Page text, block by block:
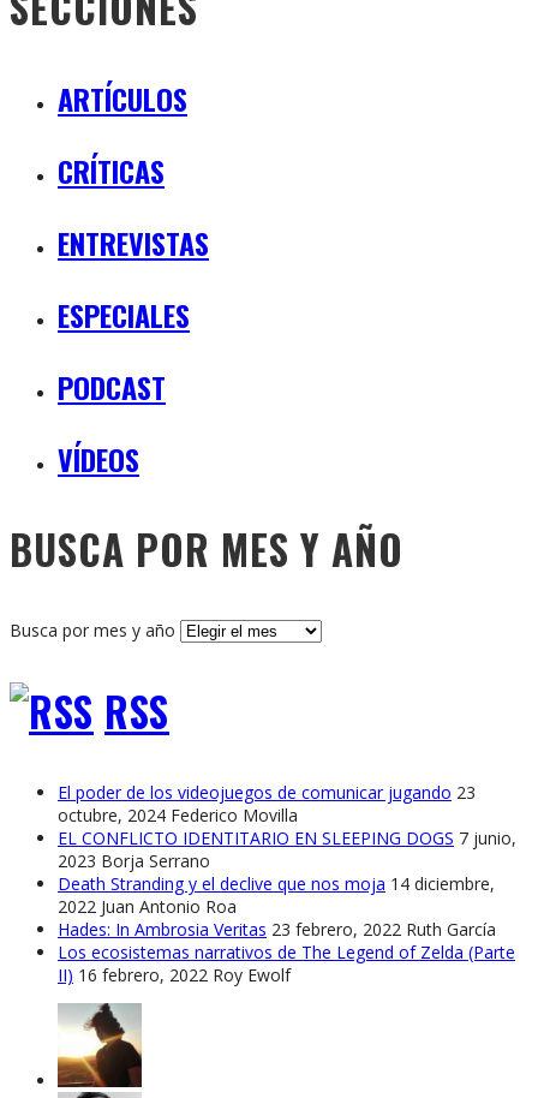
ARTÍCULOS
CRÍTICAS
ENTREVISTAS
ESPECIALES
PODCAST
VÍDEOS
BUSCA POR MES Y AÑO
Busca por mes y año
RSS
El poder de los videojuegos de comunicar jugando 23
octubre, 2024 Federico Movilla
EL CONFLICTO IDENTITARIO EN SLEEPING DOGS 7 junio,
2023 Borja Serrano
Death Stranding y el declive que nos moja 14 diciembre,
2022 Juan Antonio Roa
Hades: In Ambrosia Veritas 23 febrero, 2022 Ruth García
Los ecosistemas narrativos de The Legend of Zelda (Parte
II) 16 febrero, 2022 Roy Ewolf